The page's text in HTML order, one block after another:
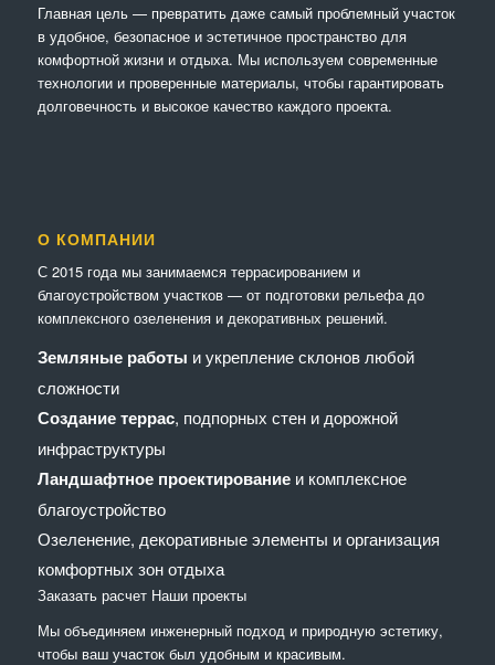
Главная цель — превратить даже самый проблемный участок
в удобное, безопасное и эстетичное пространство для
комфортной жизни и отдыха. Мы используем современные
технологии и проверенные материалы, чтобы гарантировать
долговечность и высокое качество каждого проекта.
О КОМПАНИИ
С 2015 года мы занимаемся террасированием и
благоустройством участков — от подготовки рельефа до
комплексного озеленения и декоративных решений.
Земляные работы и укрепление склонов любой
сложности
Создание террас, подпорных стен и дорожной
инфраструктуры
Ландшафтное проектированиеи комплексное
благоустройство
Озеленение, декоративные элементы и организация
комфортных зон отдыха
Заказать расчет Наши проекты
Мы объединяем инженерный подход и природную эстетику,
чтобы ваш участок был удобным и красивым.